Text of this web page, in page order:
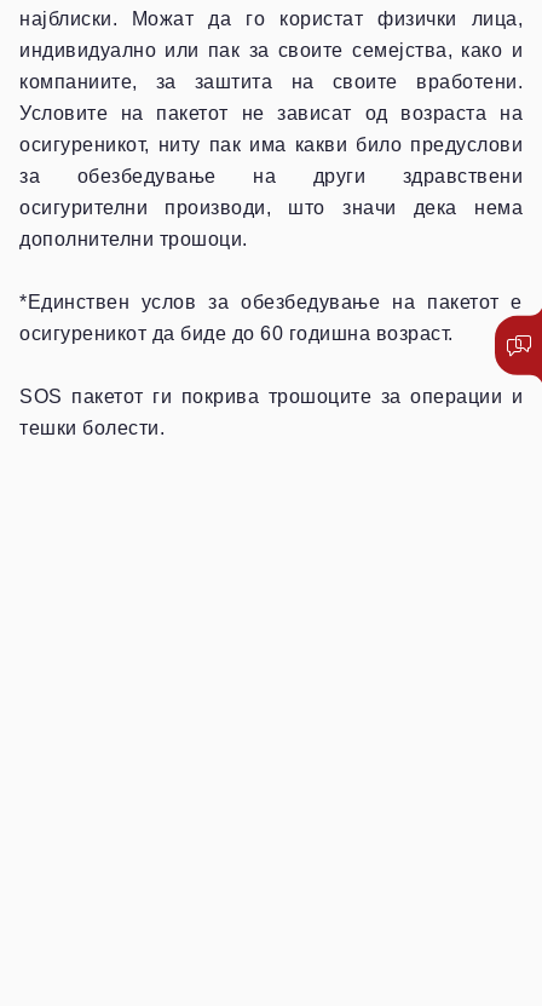
најблиски. Можат да го користат физички лица,
индивидуално или пак за своите семејства, како и
компаниите, за заштита на своите вработени.
Условите на пакетот не зависат од возраста на
осигуреникот, ниту пак има какви било предуслови
за обезбедување на други здравствени
осигурителни производи, што значи дека нема
дополнителни трошоци.
*Единствен услов за обезбедување на пакетот е
осигуреникот да биде до 60 годишна возраст.
SOS пакетот ги покрива трошоците за операции и
тешки болести.